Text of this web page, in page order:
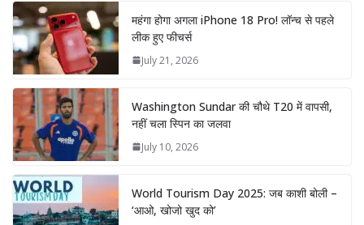
महंगा होगा अगला iPhone 18 Pro! लॉन्च से पहले
लीक हुए फीचर्स
July 21, 2026
Washington Sundar की चौथे T20 में वापसी,
नहीं चला स्पिन का जलवा
July 10, 2026
World Tourism Day 2025: जब काशी बोली –
‘आओ, खोजो खुद को’